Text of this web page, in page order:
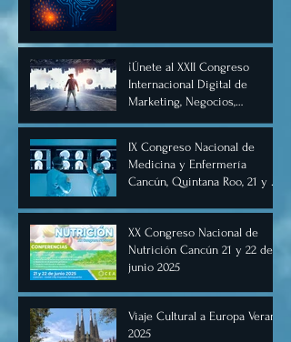
¡Únete al XXII Congreso
Internacional Digital de
Marketing, Negocios,
forma virtual!
IX Congreso Nacional de
Medicina y Enfermería
Cancún, Quintana Roo, 21 y 22
XX Congreso Nacional de
Nutrición Cancún 21 y 22 de
junio 2025
Viaje Cultural a Europa Verano
2025